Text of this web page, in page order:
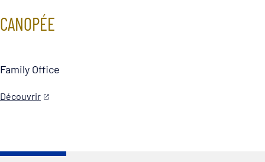
CANOPÉE
Family Office
Découvrir